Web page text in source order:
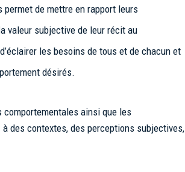
de mettre en rapport leurs
valeur subjective de leur récit au
les besoins de tous et de chacun et
désirés.
ainsi que les
des contextes, des perceptions subjectives,